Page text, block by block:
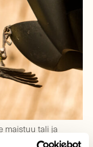
maistuu tali ja